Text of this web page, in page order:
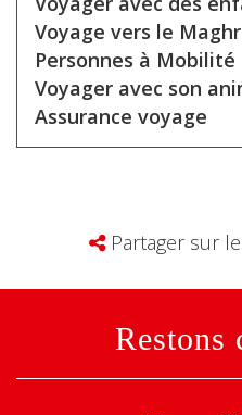
Voyage vers le
Personnes à Mobilité
Voyager avec son
Assurance voyage
Partager sur
Restons